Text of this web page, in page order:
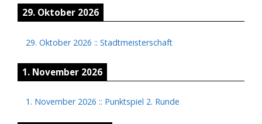
29. Oktober 2026
29. Oktober 2026 :: Stadtmeisterschaft
1. November 2026
1. November 2026 :: Punktspiel 2. Runde